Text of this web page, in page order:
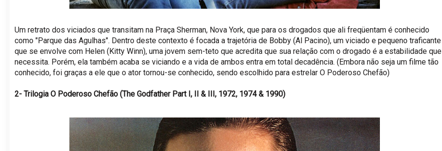
Um retrato dos viciados que transitam na Praça Sherman, Nova York, que para os drogados que ali freqüentam é conhecido
como "Parque das Agulhas". Dentro deste contexto é focada a trajetória de Bobby (Al Pacino), um viciado e pequeno traficante
que se envolve com Helen (Kitty Winn), uma jovem sem-teto que acredita que sua relação com o drogado é a estabilidade que
necessita. Porém, ela também acaba se viciando e a vida de ambos entra em total decadência. (Embora não seja um filme tão
conhecido, foi graças a ele que o ator tornou-se conhecido, sendo escolhido para estrelar O Poderoso Chefão)
2- Trilogia O Poderoso Chefão (The Godfather Part I, II & III, 1972, 1974 & 1990)